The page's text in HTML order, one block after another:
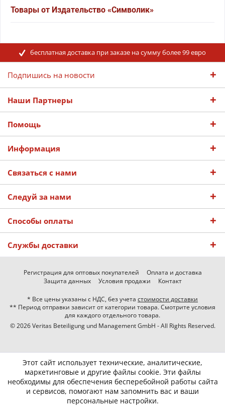
Товары от Издательство «Символик»
бесплатная доставка при заказе на сумму более 99 евро
Подпишись на новости
Наши Партнеры
Помощь
Информация
Связаться с нами
Следуй за нами
Способы оплаты
Службы доставки
Регистрация для оптовых покупателей
Оплата и доставка
Защита данных
Условия продажи Контакт
* Все цены указаны с НДС, без учета стоимости доставки
** Период отправки зависит от категории товара. Смотрите условия
для каждого отдельного товара.
© 2026 Veritas Beteiligung und Management GmbH - All Rights Reserved.
Этот сайт использует технические, аналитические,
маркетинговые и другие файлы cookie. Эти файлы
необходимы для обеспечения бесперебойной работы сайта
и сервисов, помогают нам запомнить вас и ваши
персональные настройки.